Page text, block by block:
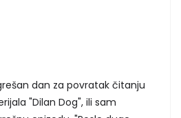
dan za povratak čitanju
"Dilan Dog", ili sam